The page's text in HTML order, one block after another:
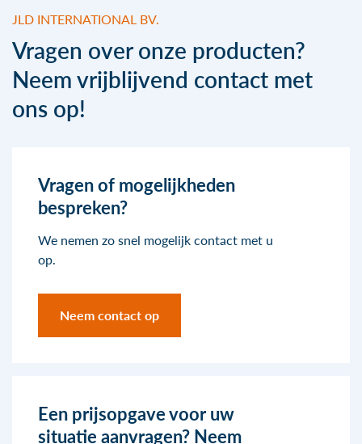
JLD INTERNATIONAL BV.
Vragen over onze producten?
Neem vrijblijvend contact met
ons op!
Vragen of mogelijkheden
bespreken?
We nemen zo snel mogelijk contact met u
op.
Neem contact op
Een prijsopgave voor uw
situatie aanvragen? Neem